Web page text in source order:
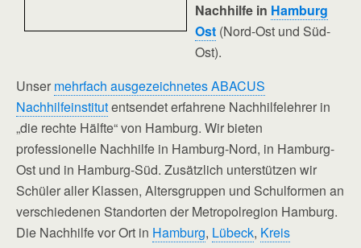
Nachhilfe in Hamburg
Ost (Nord-Ost und Süd-
Ost).
Unser mehrfach ausgezeichnetes ABACUS
Nachhilfeinstitutentsendet erfahrene Nachhilfelehrer in
„die rechte Hälfte“ von Hamburg. Wir bieten
professionelle Nachhilfe in Hamburg-Nord, in Hamburg-
Ost und in Hamburg-Süd. Zusätzlich unterstützen wir
Schüler aller Klassen, Altersgruppen und Schulformen an
verschiedenen Standorten der Metropolregion Hamburg.
Die Nachhilfe vor Ort in Hamburg, Lübeck, Kreis